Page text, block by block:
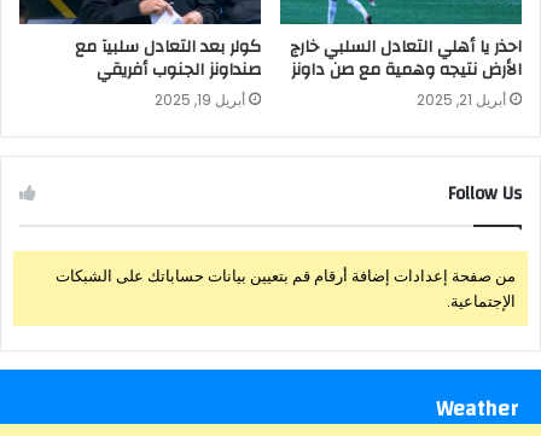
احذر يا أهلي التعادل السلبي خارج
الأرض نتيجه وهمية مع صن داونز
أبريل 21, 2025
كولر بعد التعادل سلبيآ مع
صنداونز الجنوب أفريقي
أبريل 19, 2025
Follow Us
من صفحة إعدادات إضافة أرقام قم بتعيين بيانات حساباتك على الشبكات
الإجتماعية.
Weather